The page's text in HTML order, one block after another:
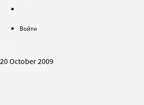
Войти
20 October 2009